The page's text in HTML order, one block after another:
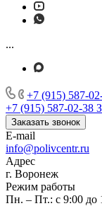
...
+7 (915) 587-
+7 (915) 587-02-38
Заказать звонок
E-mail
info@polivcentr.ru
Адрес
г. Воронеж
Режим работы
Пн. – Пт.: с 9:00 до